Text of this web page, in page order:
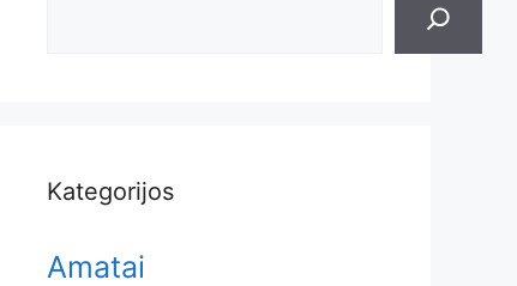
Kategorijos
Amatai